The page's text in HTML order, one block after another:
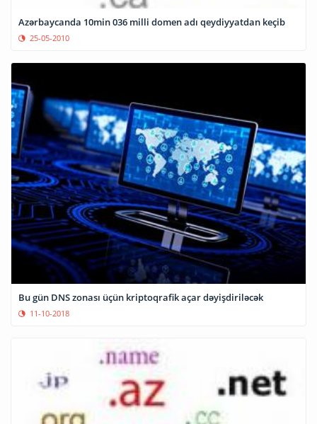
Azərbaycanda 10min 036 milli domen adı qeydiyyatdan keçib
25-05-2010
Bu gün DNS zonası üçün kriptoqrafik açar dəyişdiriləcək
11-10-2018